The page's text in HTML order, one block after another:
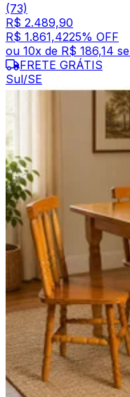
(73)
R$ 2.489,90
R$ 1.861,4225% OFF
ou 10x de R$ 186,14
FRETE GRÁTIS
Sul/SE